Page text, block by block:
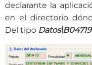
declarante la
en el directorio
Del tipo